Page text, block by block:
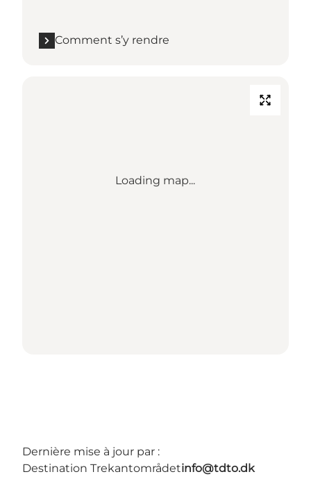
Comment s’y rendre
Loading map...
Dernière mise à jour par :
Destination Trekantområdetinfo@tdto.dk